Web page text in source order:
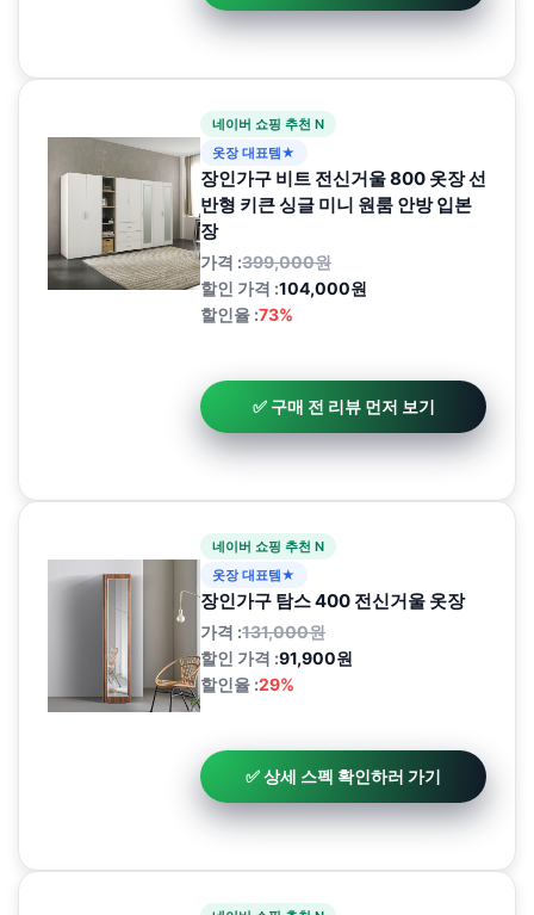
네이버 쇼핑 추천 N
옷장 대표템★
장인가구 비트 전신거울 800 옷장 선
반형 키큰 싱글 미니 원룸 안방 입본
장
가격 :399,000원
할인 가격 :104,000원
할인율 :73%
✅ 구매 전 리뷰 먼저 보기
네이버 쇼핑 추천 N
옷장 대표템★
장인가구 탐스 400 전신거울 옷장
가격 :131,000원
할인 가격 :91,900원
할인율 :29%
✅ 상세 스펙 확인하러 가기